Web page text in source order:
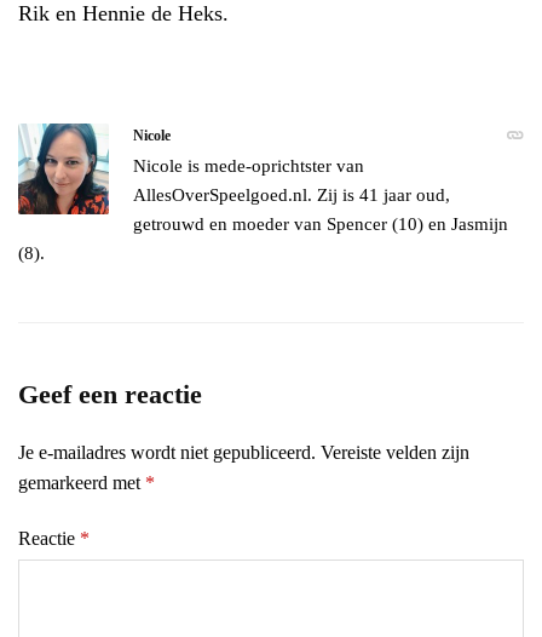
Rik en Hennie de Heks.
Nicole
Nicole is mede-oprichtster van
AllesOverSpeelgoed.nl. Zij is 41 jaar oud,
getrouwd en moeder van Spencer (10) en Jasmijn
(8).
Geef een reactie
Je e-mailadres wordt niet gepubliceerd. Vereiste velden zijn
gemarkeerd met *
Reactie *